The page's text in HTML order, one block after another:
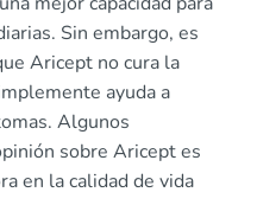
Sin embargo, es
Aricept no cura la
ayuda a
Algunos
sobre Aricept es
en la calidad de vida